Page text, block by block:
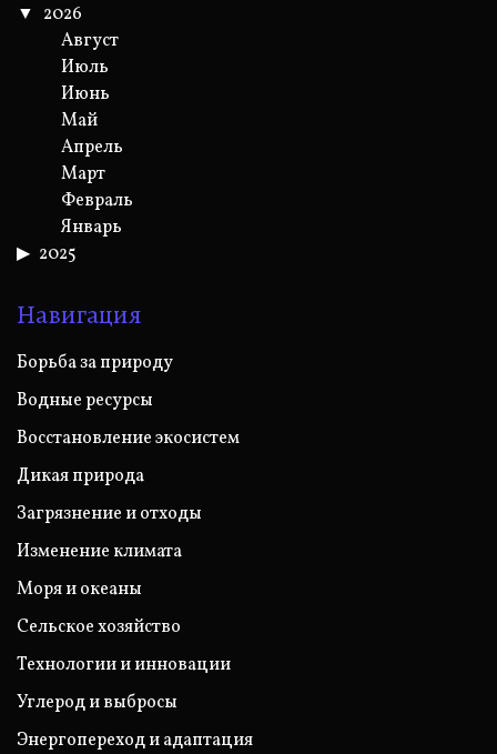
2026
Август
Июль
Июнь
Май
Апрель
Март
Февраль
Январь
2025
Навигация
Борьба за природу
Водные ресурсы
Восстановление экосистем
Дикая природа
Загрязнение и отходы
Изменение климата
Моря и океаны
Сельское хозяйство
Технологии и инновации
Углерод и выбросы
Энергопереход и адаптация